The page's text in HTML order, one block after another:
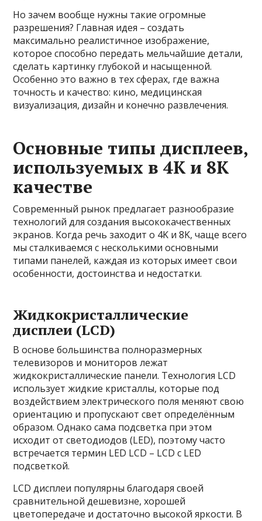
Но зачем вообще нужны такие огромные
разрешения? Главная идея – создать
максимально реалистичное изображение,
которое способно передать мельчайшие детали,
сделать картинку глубокой и насыщенной.
Особенно это важно в тех сферах, где важна
точность и качество: кино, медицинская
визуализация, дизайн и конечно развлечения.
Основные типы дисплеев,
используемых в 4K и 8K
качестве
Современный рынок предлагает разнообразие
технологий для создания высококачественных
экранов. Когда речь заходит о 4K и 8K, чаще всего
мы сталкиваемся с несколькими основными
типами панелей, каждая из которых имеет свои
особенности, достоинства и недостатки.
Жидкокристаллические
дисплеи (LCD)
В основе большинства полноразмерных
телевизоров и мониторов лежат
жидкокристаллические панели. Технология LCD
использует жидкие кристаллы, которые под
воздействием электрического поля меняют свою
ориентацию и пропускают свет определённым
образом. Однако сама подсветка при этом
исходит от светодиодов (LED), поэтому часто
встречается термин LED LCD – LCD с LED
подсветкой.
LCD дисплеи популярны благодаря своей
сравнительной дешевизне, хорошей
цветопередаче и достаточно высокой яркости. В